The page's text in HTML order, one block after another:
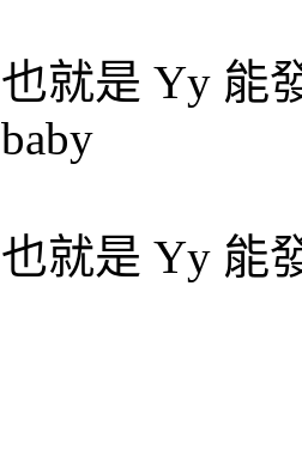
也就是 Yy 能
baby
也就是 Yy 能